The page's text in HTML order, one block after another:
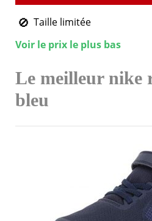
Taille limitée
Voir le prix le plus bas
Le meilleur nike
bleu